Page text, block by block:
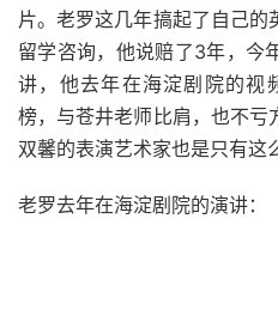
片。老罗这几年搞起了自己的
留学咨询，他说赔了3年，今
讲，他去年在海淀剧院的视
榜，与苍井老师比肩，也不亏
双馨的表演艺术家也是只有这
老罗去年在海淀剧院的演讲：